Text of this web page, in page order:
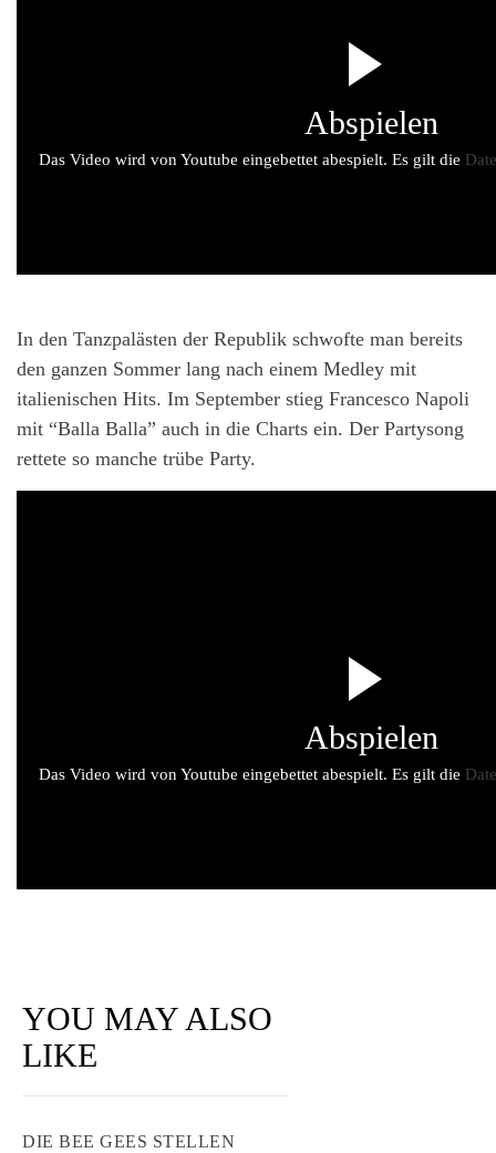
Abspielen
Das Video wird von Youtube eingebettet abespielt. Es gilt die
In den Tanzpalästen der Republik schwofte man bereits
den ganzen Sommer lang nach einem Medley mit
italienischen Hits. Im September stieg Francesco Napoli
mit “Balla Balla” auch in die Charts ein. Der Partysong
rettete so manche trübe Party.
Abspielen
Das Video wird von Youtube eingebettet abespielt. Es gilt die
YOU MAY ALSO
LIKE
DIE BEE GEES STELLEN